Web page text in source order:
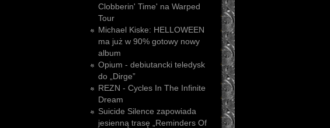
Clobberin' Time' na Warped
Tour
Michael Kiske: HELLOWEEN
ma już w 90% gotowy nowy
album
Opium - debiutancki teledysk
do „Dirge”
REZN - Cycles In The Infinite
Dream
Suicide Silence zapowiada
jesienną trasę „Reminders Of